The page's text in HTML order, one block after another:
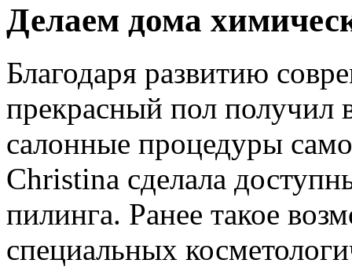
Делаем дома
Благодаря развитию
прекрасный пол получил
салонные процедуры
Christina сделала
пилинга. Ранее такое
специальных